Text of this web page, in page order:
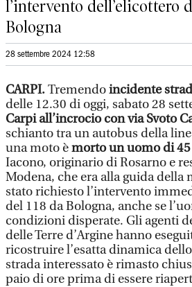
l’intervento dell’elicottero
Bologna
28 settembre 2024 12:58
CARPI.Tremendoincidente
delle 12.30 di oggi, sabato 28
Carpi all’incrocio con via Svoto
schianto tra un autobus della
una moto èmorto un uomo di
Iacono, originario di Rosarno e
Modena, che era alla guida della
stato richiesto l’intervento
del 118 da Bologna, anche se
condizioni disperate. Gli agenti
delle Terre d’Argine hanno
ricostruire l’esatta dinamica
strada interessato è rimasto
paio di ore prima di essere